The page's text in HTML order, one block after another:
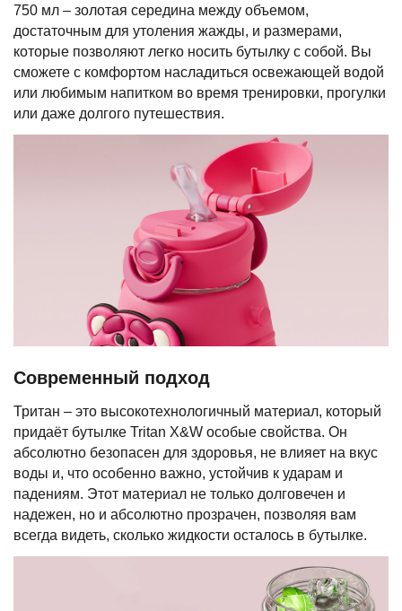
750 мл – золотая середина между объемом,
достаточным для утоления жажды, и размерами,
которые позволяют легко носить бутылку с собой. Вы
сможете с комфортом насладиться освежающей водой
или любимым напитком во время тренировки, прогулки
или даже долгого путешествия.
Современный подход
Тритан – это высокотехнологичный материал, который
придаёт бутылке Tritan X&W особые свойства. Он
абсолютно безопасен для здоровья, не влияет на вкус
воды и, что особенно важно, устойчив к ударам и
падениям. Этот материал не только долговечен и
надежен, но и абсолютно прозрачен, позволяя вам
всегда видеть, сколько жидкости осталось в бутылке.